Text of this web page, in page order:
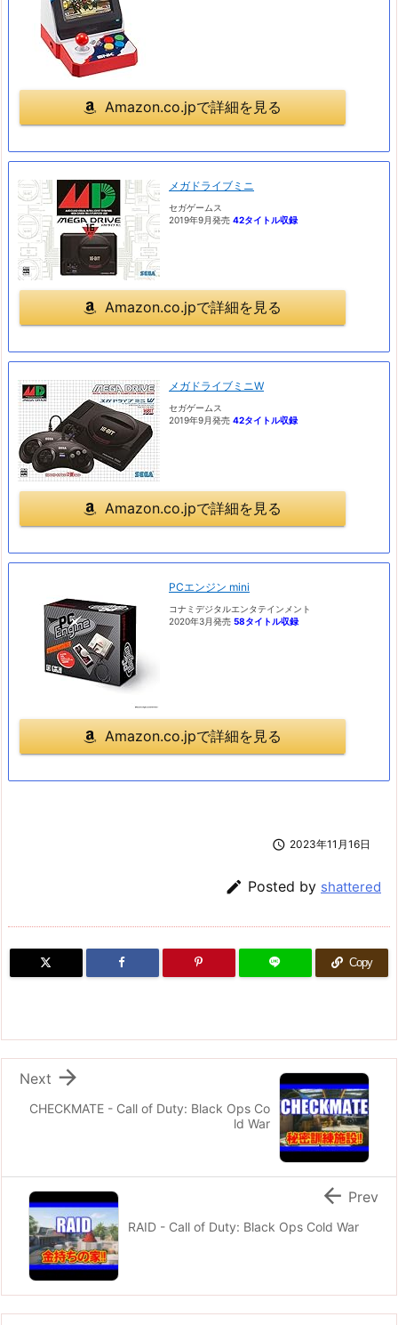
Amazon.co.jpで詳細を見る
メガドライブミニ
セガゲームス
2019年9月発売 42タイトル収録
Amazon.co.jpで詳細を見る
メガドライブミニW
セガゲームス
2019年9月発売 42タイトル収録
Amazon.co.jpで詳細を見る
PCエンジン mini
コナミデジタルエンタテインメント
2020年3月発売 58タイトル収録
Amazon.co.jpで詳細を見る
 2023年11月16日
 Posted by shattered
Copy
CHECKMATE - Call of Duty: Black Ops Co
ld War

Next
RAID - Call of Duty: Black Ops Cold War
 Prev